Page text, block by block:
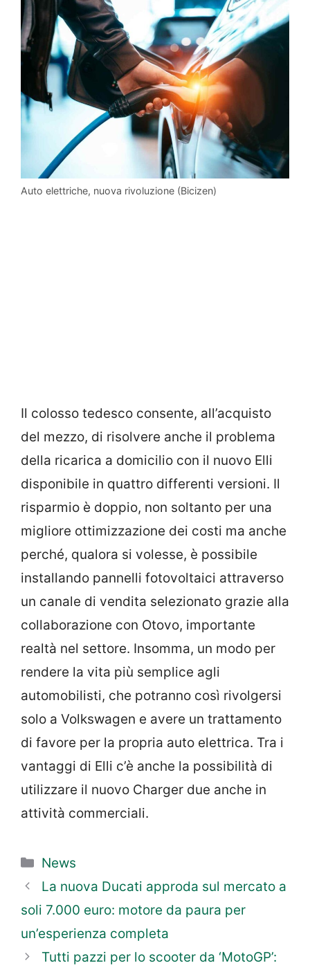
Auto elettriche, nuova rivoluzione (Bicizen)
Il colosso tedesco consente, all’acquisto
del mezzo, di risolvere anche il problema
della ricarica a domicilio con il nuovo Elli
disponibile in quattro differenti versioni. Il
risparmio è doppio, non soltanto per una
migliore ottimizzazione dei costi ma anche
perché, qualora si volesse, è possibile
installando pannelli fotovoltaici attraverso
un canale di vendita selezionato grazie alla
collaborazione con Otovo, importante
realtà nel settore. Insomma, un modo per
rendere la vita più semplice agli
automobilisti, che potranno così rivolgersi
solo a Volkswagen e avere un trattamento
di favore per la propria auto elettrica. Tra i
vantaggi di Elli c’è anche la possibilità di
utilizzare il nuovo Charger due anche in
attività commerciali.
Categorie
News
La nuova Ducati approda sul mercato a
soli 7.000 euro: motore da paura per
un’esperienza completa
Tutti pazzi per lo scooter da ‘MotoGP’: